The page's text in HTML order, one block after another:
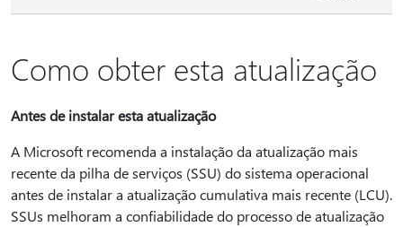
Como obter esta atualização
Antes de instalar esta atualização
A Microsoft recomenda a instalação da atualização mais
recente da pilha de serviços (SSU) do sistema operacional
antes de instalar a atualização cumulativa mais recente (LCU).
SSUs melhoram a confiabilidade do processo de atualização